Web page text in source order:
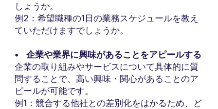
しょうか。
例2：希望職種の1日の業務スケジュールを教え
ていただけますでしょうか。
• 企業や業界に興味があることをアピールする
企業の取り組みやサービスについて具体的に質
問することで、高い興味・関心があることのア
ピールが可能です。
例1：競合する他社との差別化をはかるため、ど